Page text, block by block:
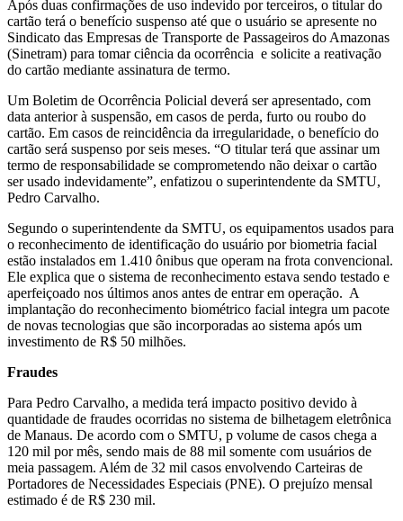
Após duas confirmações de uso indevido por terceiros, o titular do
cartão terá o benefício suspenso até que o usuário se apresente no
Sindicato das Empresas de Transporte de Passageiros do Amazonas
(Sinetram) para tomar ciência da ocorrência e solicite a reativação
do cartão mediante assinatura de termo.
Um Boletim de Ocorrência Policial deverá ser apresentado, com
data anterior à suspensão, em casos de perda, furto ou roubo do
cartão. Em casos de reincidência da irregularidade, o benefício do
cartão será suspenso por seis meses. “O titular terá que assinar um
termo de responsabilidade se comprometendo não deixar o cartão
ser usado indevidamente”, enfatizou o superintendente da SMTU,
Pedro Carvalho.
Segundo o superintendente da SMTU, os equipamentos usados para
o reconhecimento de identificação do usuário por biometria facial
estão instalados em 1.410 ônibus que operam na frota convencional.
Ele explica que o sistema de reconhecimento estava sendo testado e
aperfeiçoado nos últimos anos antes de entrar em operação. A
implantação do reconhecimento biométrico facial integra um pacote
de novas tecnologias que são incorporadas ao sistema após um
investimento de R$ 50 milhões.
Fraudes
Para Pedro Carvalho, a medida terá impacto positivo devido à
quantidade de fraudes ocorridas no sistema de bilhetagem eletrônica
de Manaus. De acordo com o SMTU, p volume de casos chega a
120 mil por mês, sendo mais de 88 mil somente com usuários de
meia passagem. Além de 32 mil casos envolvendo Carteiras de
Portadores de Necessidades Especiais (PNE). O prejuízo mensal
estimado é de R$ 230 mil.